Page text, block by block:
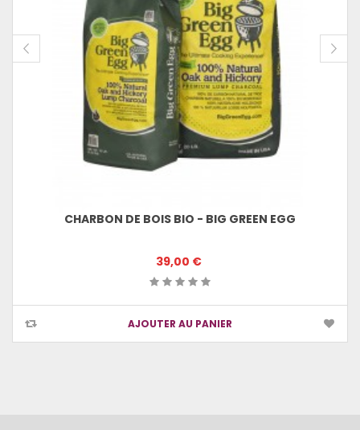
CHARBON DE BOIS BIO - BIG GREEN EGG
39,00 €
AJOUTER AU PANIER